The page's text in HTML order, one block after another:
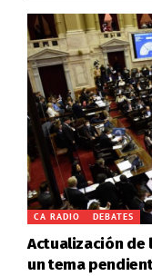
CA RADIO DEBATES
Actualización de
un tema